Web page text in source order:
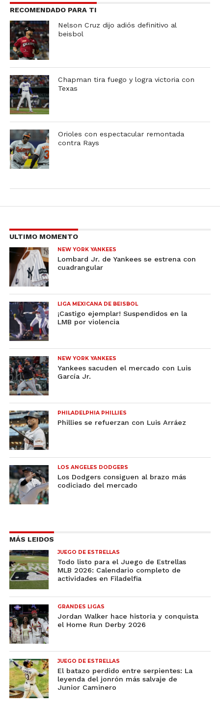
RECOMENDADO PARA TI
Nelson Cruz dijo adiós definitivo al
beisbol
Chapman tira fuego y logra victoria con
Texas
Orioles con espectacular remontada
contra Rays
ULTIMO MOMENTO
NEW YORK YANKEES
Lombard Jr. de Yankees se estrena con
cuadrangular
LIGA MEXICANA DE BEISBOL
¡Castigo ejemplar! Suspendidos en la
LMB por violencia
NEW YORK YANKEES
Yankees sacuden el mercado con Luis
García Jr.
PHILADELPHIA PHILLIES
Phillies se refuerzan con Luis Arráez
LOS ANGELES DODGERS
Los Dodgers consiguen al brazo más
codiciado del mercado
MÁS LEIDOS
JUEGO DE ESTRELLAS
Todo listo para el Juego de Estrellas
MLB 2026: Calendario completo de
actividades en Filadelfia
GRANDES LIGAS
Jordan Walker hace historia y conquista
el Home Run Derby 2026
JUEGO DE ESTRELLAS
El batazo perdido entre serpientes: La
leyenda del jonrón más salvaje de
Junior Caminero